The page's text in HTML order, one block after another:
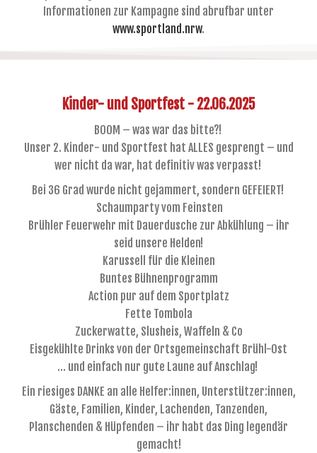
Informationen zur Kampagne sind abrufbar unter
www.sportland.nrw.
Kinder- und Sportfest - 22.06.2025
BOOM – was war das bitte?!
Unser 2. Kinder- und Sportfest hat ALLES gesprengt – und
wer nicht da war, hat definitiv was verpasst!
Bei 36 Grad wurde nicht gejammert, sondern GEFEIERT!
Schaumparty vom Feinsten
Brühler Feuerwehr mit Dauerdusche zur Abkühlung – ihr
seid unsere Helden!
Karussell für die Kleinen
Buntes Bühnenprogramm
Action pur auf dem Sportplatz
Fette Tombola
Zuckerwatte, Slusheis, Waffeln & Co
Eisgekühlte Drinks von der Ortsgemeinschaft Brühl-Ost
… und einfach nur gute Laune auf Anschlag!
Ein riesiges DANKE an alle Helfer:innen, Unterstützer:innen,
Gäste, Familien, Kinder, Lachenden, Tanzenden,
Planschenden & Hüpfenden – ihr habt das Ding legendär
gemacht!